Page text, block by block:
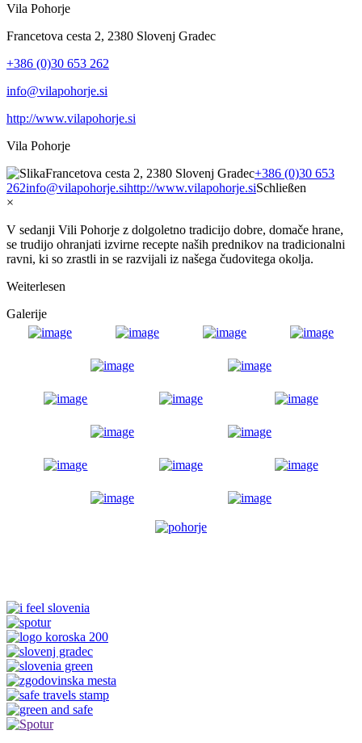
Vila Pohorje
Francetova cesta 2, 2380 Slovenj Gradec
+386 (0)30 653 262
info@vilapohorje.si
http://www.vilapohorje.si
Vila Pohorje
Francetova cesta 2, 2380 Slovenj Gradec+386 (0)30 653
262info@vilapohorje.sihttp://www.vilapohorje.siSchließen
×
V sedanji Vili Pohorje z dolgoletno tradicijo dobre, domače hrane,
se trudijo ohranjati izvirne recepte naših prednikov na tradicionalni
ravni, ki so zrastli in se razvijali iz našega čudovitega okolja.
Weiterlesen
Galerije